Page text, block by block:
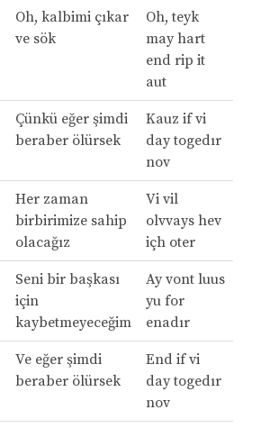
Oh, kalbimi çıkar
ve sök
Oh, teyk
may hart
end rip it
aut
Çünkü eğer şimdi
beraber ölürsek
Kauz if vi
day togedır
nov
Her zaman
birbirimize sahip
olacağız
Vi vil
olvvays hev
içh oter
Seni bir başkası
için
kaybetmeyeceğim
Ay vont luus
yu for
enadır
Ve eğer şimdi
beraber ölürsek
End if vi
day togedır
nov